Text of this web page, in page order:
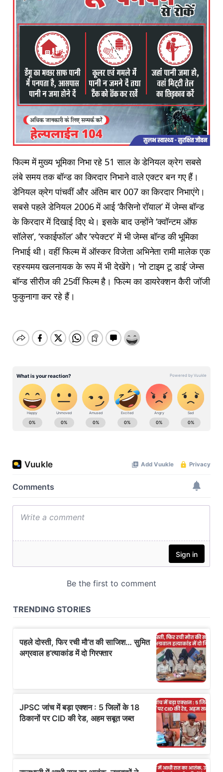
फिल्म में मुख्य भूमिका निभा रहे 51 साल के डेनियल क्रेग सबसे
लंबे समय तक बॉन्ड का किरदार निभाने वाले एक्टर बन गए हैं।
डेनियल क्रेग पांचवीं और अंतिम बार 007 का किरदार निभाएंगे।
सबसे पहले डेनियल 2006 में आई ‘कैसिनो रॉयाल’ में जेम्स बॉन्ड
के किरदार में दिखाई दिए थे। इसके बाद उन्होंने ‘क्वॉन्टम ऑफ
सॉलेस’, ‘स्काईफॉल’ और ‘स्पेक्टर’ में भी जेम्स बॉन्ड की भूमिका
निभाई थी। वहीं फिल्म में ऑस्कर विजेता अभिनेता रामी मालेक एक
रहस्यमय खलनायक के रूप में भी देखेंगे। ‘नो टाइम टू डाई’ जेम्स
बॉन्ड सीरीज की 25वीं फिल्म है। फिल्म का डायरेक्शन कैरी जॉजी
फुकुनागा कर रहे हैं।